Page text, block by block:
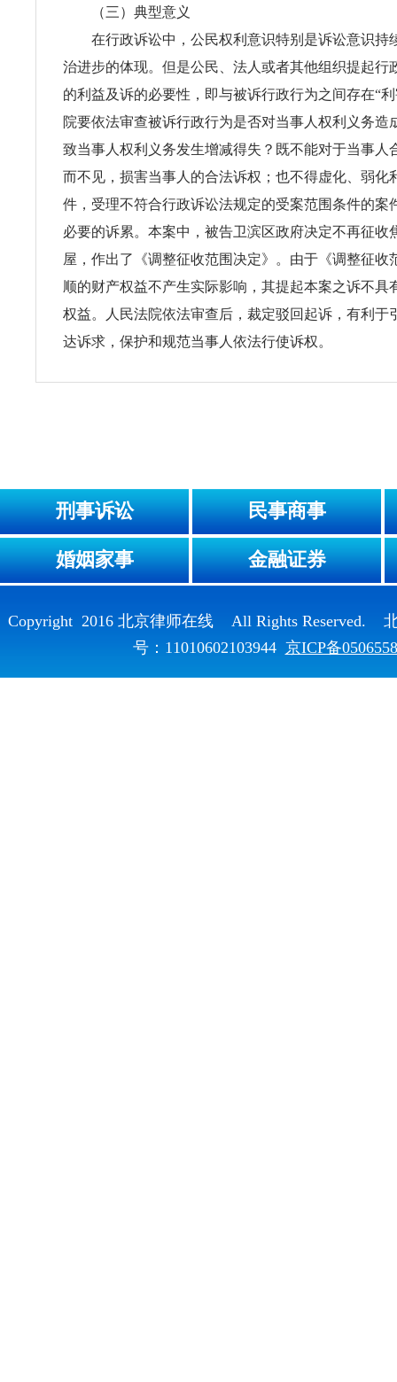
（三）典型意义
在行政诉讼中，公民权利意识特别是诉讼意识持
治进步的体现。但是公民、法人或者其他组织提起行
的利益及诉的必要性，即与被诉行政行为之间存在“
院要依法审查被诉行政行为是否对当事人权利义务造
致当事人权利义务发生增减得失？既不能对于当事人
而不见，损害当事人的合法诉权；也不得虚化、弱化
件，受理不符合行政诉讼法规定的受案范围条件的案
必要的诉累。本案中，被告卫滨区政府决定不再征收
屋，作出了《调整征收范围决定》。由于《调整征收
顺的财产权益不产生实际影响，其提起本案之诉不具
权益。人民法院依法审查后，裁定驳回起诉，有利于
达诉求，保护和规范当事人依法行使诉权。
刑事诉讼 民事商事
婚姻家事 金融证券
Copyright 2016 北京律师在线 All Rights Reserved.
号：11010602103944 京ICP备